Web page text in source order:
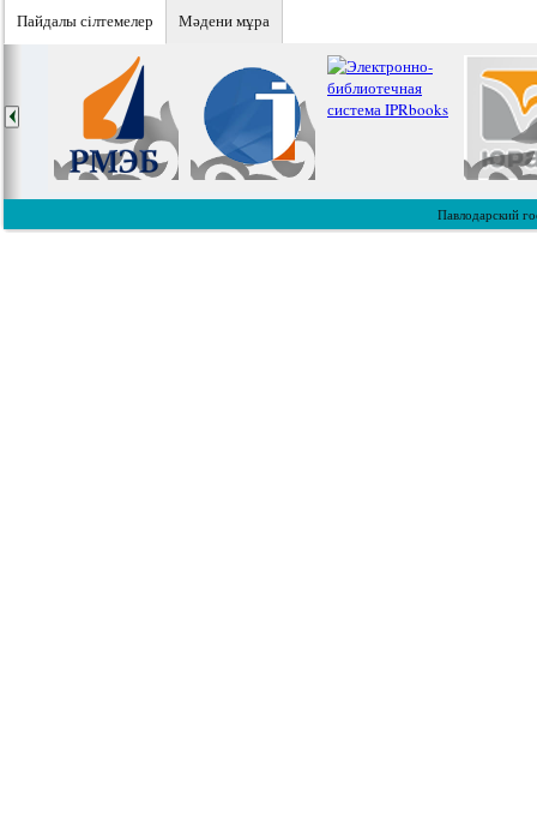
Пайдалы сiлтемелер Мәдени мұра
Павлодарский